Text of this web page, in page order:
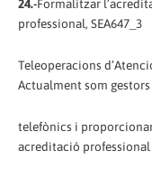
24.-Formalitzar
professional, SEA647_3
Teleoperacions
Actualment som gestors
telefònics i
acreditació